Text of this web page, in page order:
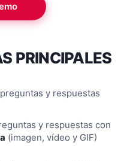
PRINCIPALES
y respuestas
y respuestas con
(imagen, vídeo y GIF)